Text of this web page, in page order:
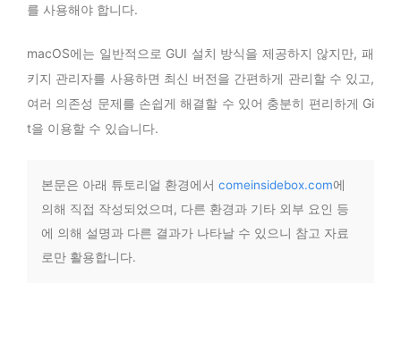
를 사용해야 합니다.
macOS에는 일반적으로 GUI 설치 방식을 제공하지 않지만, 패
키지 관리자를 사용하면 최신 버전을 간편하게 관리할 수 있고,
여러 의존성 문제를 손쉽게 해결할 수 있어 충분히 편리하게 Gi
t을 이용할 수 있습니다.
본문은 아래 튜토리얼 환경에서 comeinsidebox.com에
의해 직접 작성되었으며, 다른 환경과 기타 외부 요인 등
에 의해 설명과 다른 결과가 나타날 수 있으니 참고 자료
로만 활용합니다.